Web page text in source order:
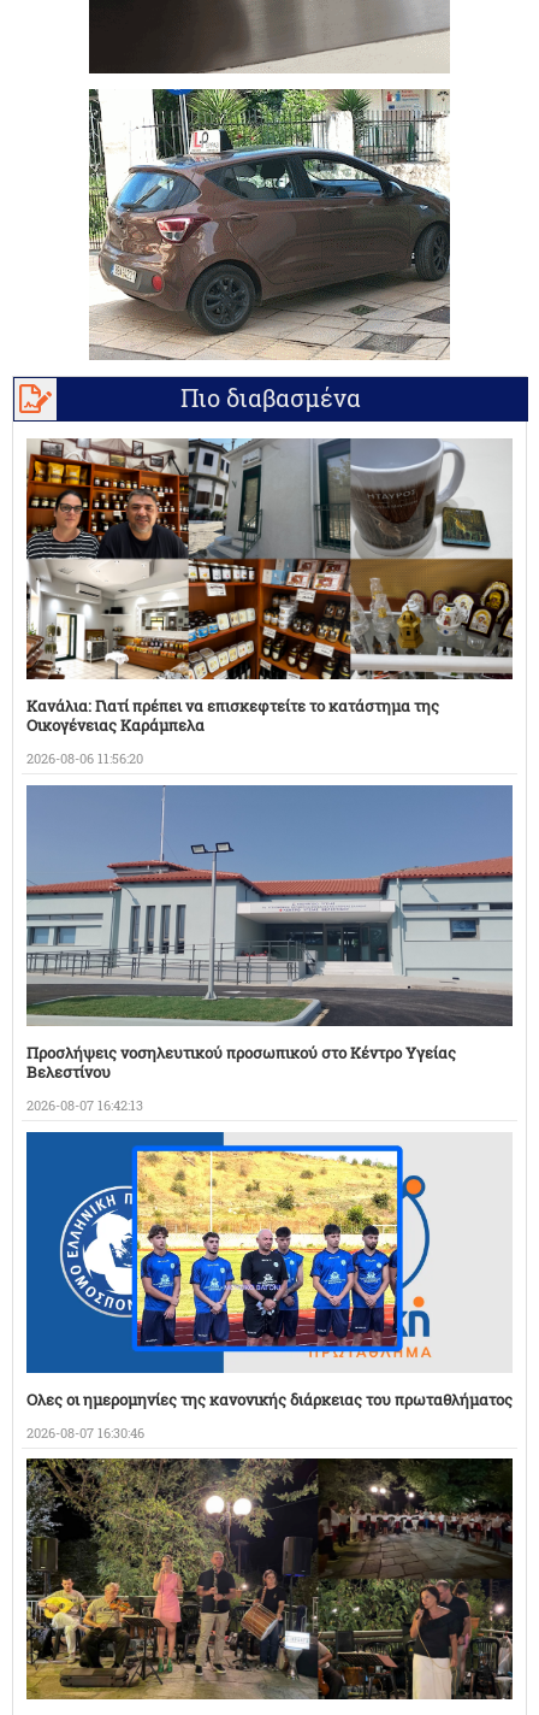
Πιο διαβασμένα
Κανάλια: Γιατί πρέπει να επισκεφτείτε το κατάστημα της
Οικογένειας Καράμπελα
2026-08-06 11:56:20
Προσλήψεις νοσηλευτικού προσωπικού στο Κέντρο Υγείας
Βελεστίνου
2026-08-07 16:42:13
Ολες οι ημερομηνίες της κανονικής διάρκειας του πρωταθλήματος
2026-08-07 16:30:46